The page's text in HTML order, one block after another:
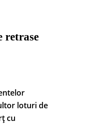
retrase
loturi de
cu